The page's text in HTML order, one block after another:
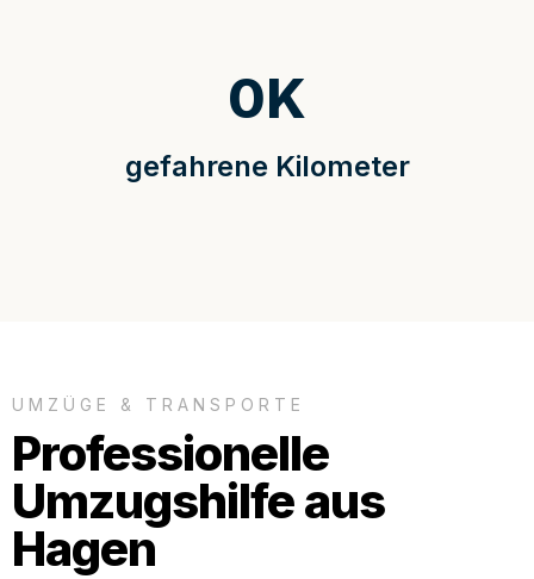
gefahrene Kilometer
0K
UMZÜGE & TRANSPORTE
Professionelle
Umzugshilfe aus
Hagen